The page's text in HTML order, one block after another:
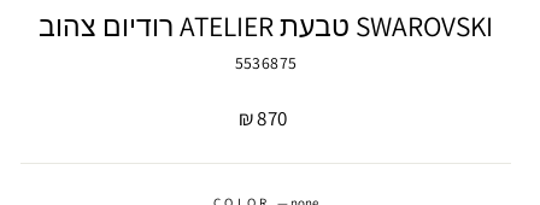
SWAROVSKI טבעת ATELIER רודיום צהוב
5536875
מחיר
870 ₪